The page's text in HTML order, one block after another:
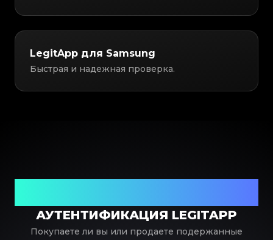
LegitApp для Samsung
Быстрая и надежная проверка.
АУТЕНТИФИКАЦИЯ LEGITAPP
Покупаете ли вы или продаете подержанные